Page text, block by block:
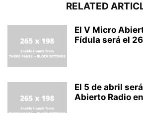
RELATED
El V Micro
Fídula será el
El 5 de abril
Abierto Radio